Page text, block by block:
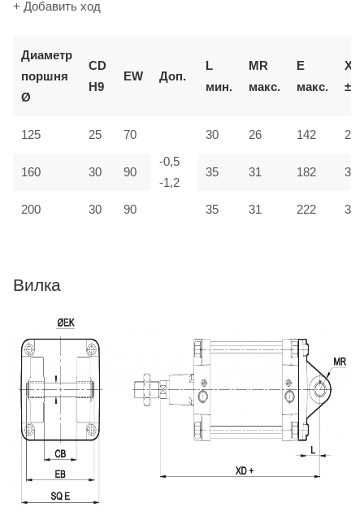
+ Добавить ход
Диаметр
поршня
Ø
CD
H9
EW Доп.
L
мин.
MR
макс.
E
макс.
XD
±2
125 25 70
-0,5
-1,2
30 26 142 275
160 30 90 35 31 182 315
200 30 90 35 31 222 335
Вилка